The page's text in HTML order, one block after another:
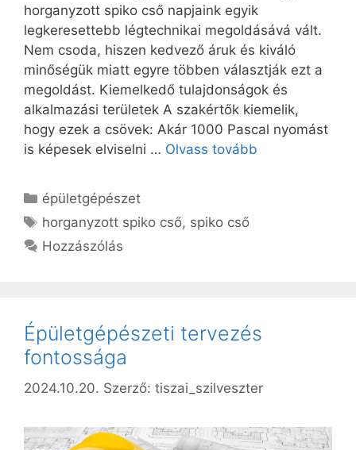
horganyzott spiko cső napjaink egyik
legkeresettebb légtechnikai megoldásává vált.
Nem csoda, hiszen kedvező áruk és kiváló
minőségük miatt egyre többen választják ezt a
megoldást. Kiemelkedő tulajdonságok és
alkalmazási területek A szakértők kiemelik,
hogy ezek a csövek: Akár 1000 Pascal nyomást
is képesek elviselni … Olvass tovább
Kategória
épületgépészet
Címkék
horganyzott spiko cső, spiko cső
Hozzászólás
Épületgépészeti tervezés
fontossága
2024.10.20. Szerző: tiszai_szilveszter